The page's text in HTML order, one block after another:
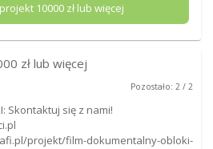
10000zł lub więcej
zł lub więcej
Pozostało: 2 / 2
Skontaktuj się z nami!
projekt/film-dokumentalny-obloki-